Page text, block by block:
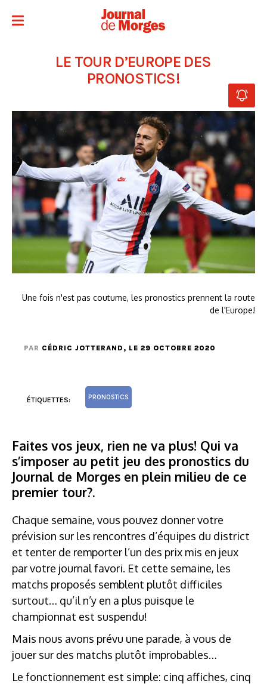
LE TOUR D’EUROPE DES
PRONOSTICS!
Une fois n'est pas coutume, les pronostics prennent la route
de l'Europe!
PAR CÉDRIC JOTTERAND , LE 29 OCTOBRE 2020
ÉTIQUETTES: PRONOSTICS
Faites vos jeux, rien ne va plus! Qui va
s’imposer au petit jeu des pronostics du
Journal de Morges en plein milieu de ce
premier tour?.
Chaque semaine, vous pouvez donner votre
prévision sur les rencontres d’équipes du district
et tenter de remporter l’un des prix mis en jeux
par votre journal favori. Et cette semaine, les
matchs proposés semblent plutôt difficiles
surtout… qu’il n’y en a plus puisque le
championnat est suspendu!
Mais nous avons prévu une parade, à vous de
jouer sur des matchs plutôt improbables…
Le fonctionnement est simple: cinq affiches, cinq